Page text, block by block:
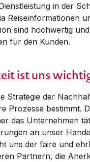
in der
Reiseinformationen
sind hochwertig
für den Kunden.
ist uns
Strategie der
Prozesse bestimmt.
das Unternehmen
an unser
uns der faire und
Partnern, die